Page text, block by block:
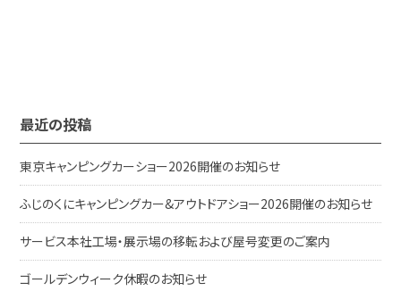
最近の投稿
東京キャンピングカーショー2026開催のお知らせ
ふじのくにキャンピングカー&アウトドアショー2026開催のお知らせ
サービス本社工場・展示場の移転および屋号変更のご案内
ゴールデンウィーク休暇のお知らせ